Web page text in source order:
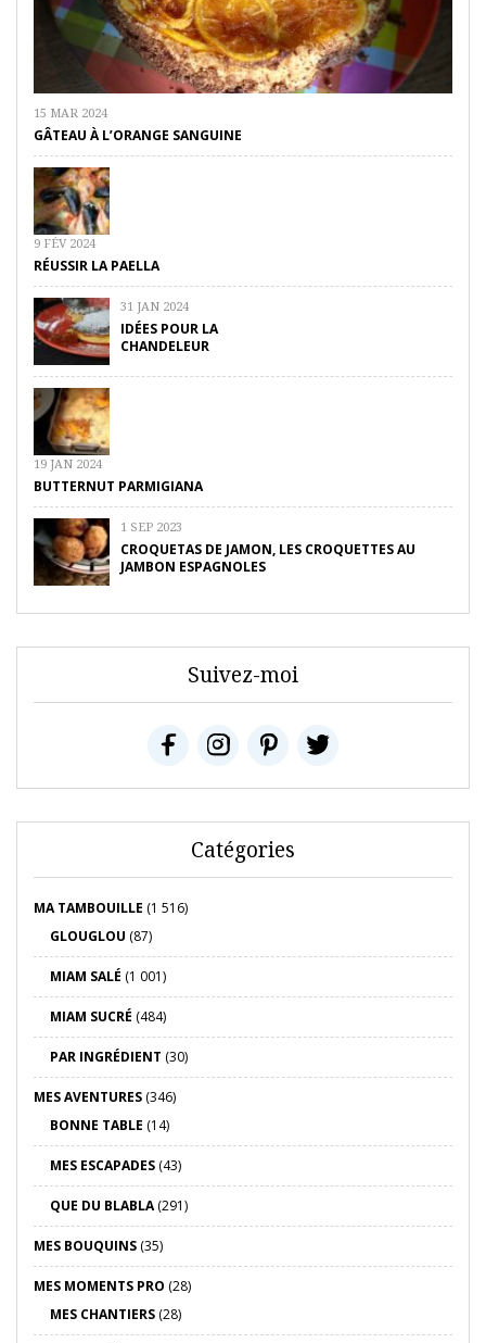
15 MAR 2024
GÂTEAU À L’ORANGE SANGUINE
9 FÉV 2024
RÉUSSIR LA PAELLA
31 JAN 2024
IDÉES POUR LA
CHANDELEUR
19 JAN 2024
BUTTERNUT PARMIGIANA
1 SEP 2023
CROQUETAS DE JAMON, LES CROQUETTES AU
JAMBON ESPAGNOLES
Suivez-moi
Catégories
MA TAMBOUILLE (1 516)
GLOUGLOU (87)
MIAM SALÉ (1 001)
MIAM SUCRÉ (484)
PAR INGRÉDIENT (30)
MES AVENTURES (346)
BONNE TABLE (14)
MES ESCAPADES (43)
QUE DU BLABLA(291)
MES BOUQUINS (35)
MES MOMENTS PRO (28)
MES CHANTIERS (28)